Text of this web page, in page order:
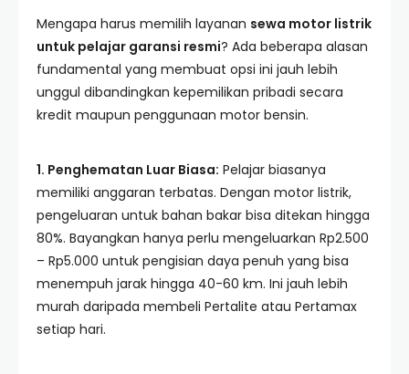
Mengapa harus memilih layanan sewa motor listrik
untuk pelajar garansi resmi? Ada beberapa alasan
fundamental yang membuat opsi ini jauh lebih
unggul dibandingkan kepemilikan pribadi secara
kredit maupun penggunaan motor bensin.
1. Penghematan Luar Biasa: Pelajar biasanya
memiliki anggaran terbatas. Dengan motor listrik,
pengeluaran untuk bahan bakar bisa ditekan hingga
80%. Bayangkan hanya perlu mengeluarkan Rp2.500
– Rp5.000 untuk pengisian daya penuh yang bisa
menempuh jarak hingga 40-60 km. Ini jauh lebih
murah daripada membeli Pertalite atau Pertamax
setiap hari.